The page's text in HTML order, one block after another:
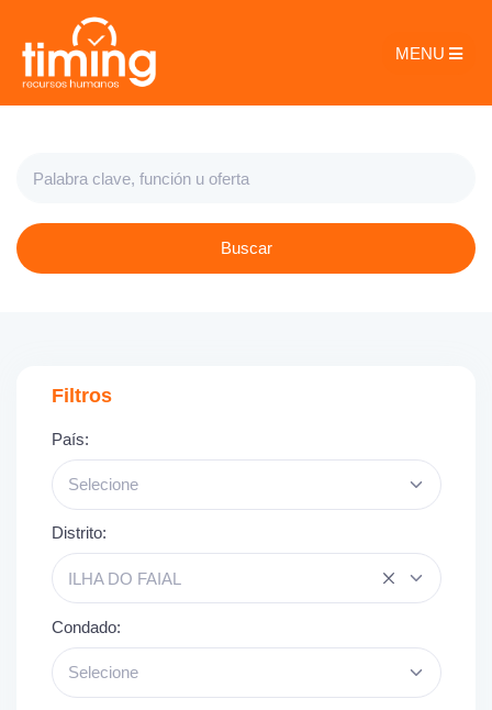
MENU
Buscar
Filtros
País:
Selecione
Distrito:
ILHA DO FAIAL
Condado:
Selecione